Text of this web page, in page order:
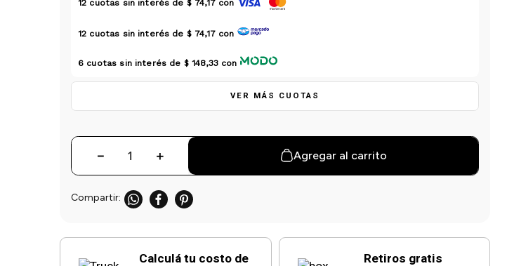
12 cuotas sin interés de $ 74,17con
12 cuotas sin interés de $ 74,17con
6 cuotas sin interés de $ 148,33con
VER MÁS CUOTAS
＋
－ Agregar al carrito
Calculá tu costo de
Retiros gratis